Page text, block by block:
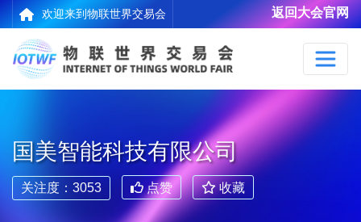
欢迎来到物联世界交易会 返回大会官网
国美智能科技有限公司
关注度：3053 点赞 收藏